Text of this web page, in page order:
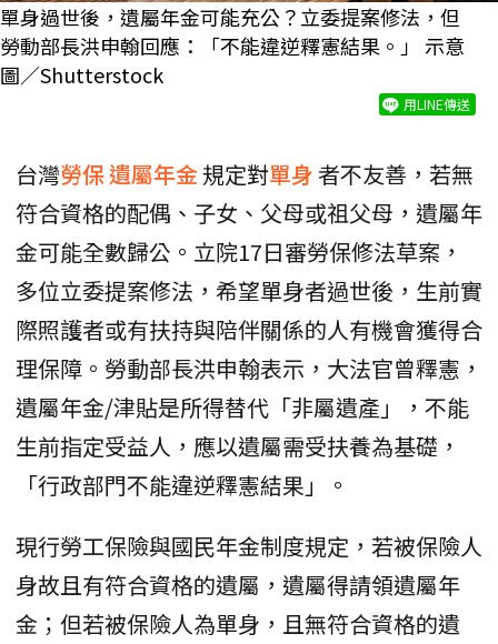
單身過世後，遺屬年金可能充公？立委提案修法，但
勞動部長洪申翰回應：「不能違逆釋憲結果。」 示意
圖／Shutterstock
用LINE傳送
台灣勞保遺屬年金規定對單身 者不友善，若無
符合資格的配偶、子女、父母或祖父母，遺屬年
金可能全數歸公。立院17日審勞保修法草案，
多位立委提案修法，希望單身者過世後，生前實
際照護者或有扶持與陪伴關係的人有機會獲得合
理保障。勞動部長洪申翰表示，大法官曾釋憲，
遺屬年金/津貼是所得替代「非屬遺產」，不能
生前指定受益人，應以遺屬需受扶養為基礎，
「行政部門不能違逆釋憲結果」。
現行勞工保險與國民年金制度規定，若被保險人
身故且有符合資格的遺屬，遺屬得請領遺屬年
金；但若被保險人為單身，且無符合資格的遺